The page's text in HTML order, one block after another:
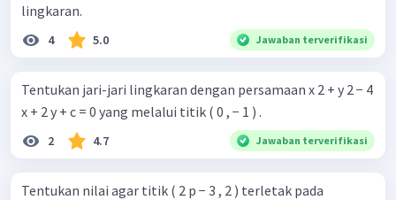
lingkaran.
4 5.0 Jawaban terverifikasi
Tentukan jari-jari lingkaran dengan persamaan x 2 + y 2 − 4
x + 2 y + c = 0 yang melalui titik ( 0 , − 1 ) .
2 4.7 Jawaban terverifikasi
Tentukan nilai agar titik ( 2 p − 3 , 2 ) terletak pada